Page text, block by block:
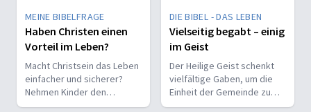
MEINE BIBELFRAGE
Haben Christen einen
Vorteil im Leben?
Macht Christsein das Leben
einfacher und sicherer?
Nehmen Kinder den
Glauben leichter an als
DIE BIBEL - DAS LEBEN
Vielseitig begabt – einig
im Geist
Der Heilige Geist schenkt
vielfältige Gaben, um die
Einheit der Gemeinde zu
stärken und sie zu